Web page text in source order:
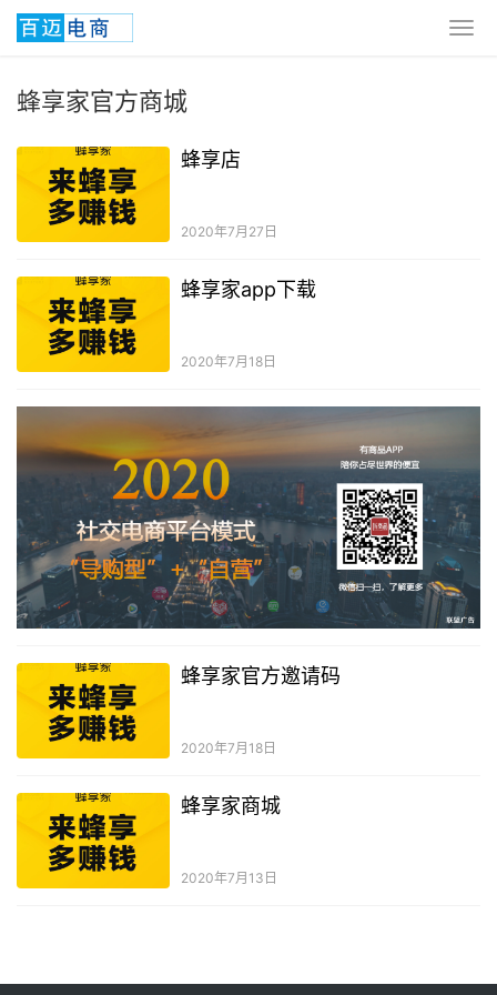
蜂享家官方商城
蜂享店
2020年7月27日
蜂享家app下载
2020年7月18日
蜂享家官方邀请码
2020年7月18日
蜂享家商城
2020年7月13日